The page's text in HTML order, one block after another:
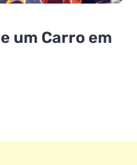
um Carro em